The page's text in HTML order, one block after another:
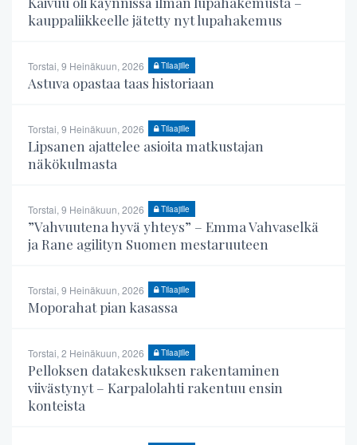
kauppaliikkeelle jätetty nyt lupahakemus
Torstai, 9 Heinäkuun, 2026 Tilaajille
Astuva opastaa taas historiaan
Torstai, 9 Heinäkuun, 2026 Tilaajille
Lipsanen ajattelee asioita matkustajan
näkökulmasta
Torstai, 9 Heinäkuun, 2026 Tilaajille
”Vahvuutena hyvä yhteys” – Emma Vahvaselkä
ja Rane agilityn Suomen mestaruuteen
Torstai, 9 Heinäkuun, 2026 Tilaajille
Moporahat pian kasassa
Torstai, 2 Heinäkuun, 2026 Tilaajille
Pelloksen datakeskuksen rakentaminen
viivästynyt – Karpalolahti rakentuu ensin
konteista